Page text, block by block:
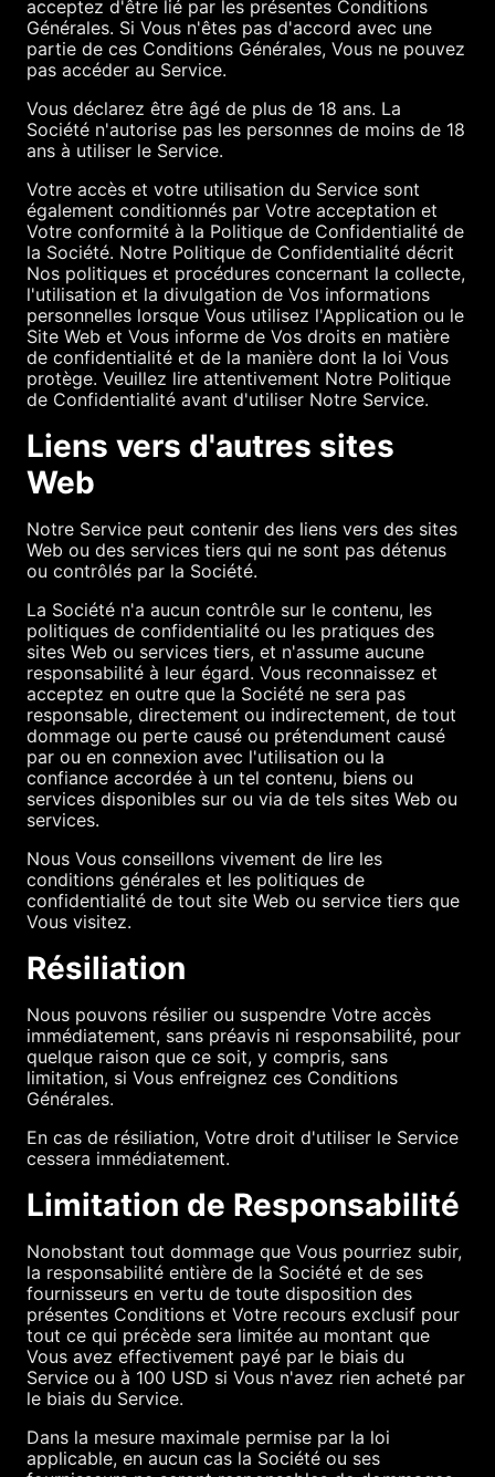
acceptez d'être lié par les présentes Conditions
Générales. Si Vous n'êtes pas d'accord avec une
partie de ces Conditions Générales, Vous ne pouvez
pas accéder au Service.
Vous déclarez être âgé de plus de 18 ans. La
Société n'autorise pas les personnes de moins de 18
ans à utiliser le Service.
Votre accès et votre utilisation du Service sont
également conditionnés par Votre acceptation et
Votre conformité à la Politique de Confidentialité de
la Société. Notre Politique de Confidentialité décrit
Nos politiques et procédures concernant la collecte,
l'utilisation et la divulgation de Vos informations
personnelles lorsque Vous utilisez l'Application ou le
Site Web et Vous informe de Vos droits en matière
de confidentialité et de la manière dont la loi Vous
protège. Veuillez lire attentivement Notre Politique
de Confidentialité avant d'utiliser Notre Service.
Liens vers d'autres sites
Web
Notre Service peut contenir des liens vers des sites
Web ou des services tiers qui ne sont pas détenus
ou contrôlés par la Société.
La Société n'a aucun contrôle sur le contenu, les
politiques de confidentialité ou les pratiques des
sites Web ou services tiers, et n'assume aucune
responsabilité à leur égard. Vous reconnaissez et
acceptez en outre que la Société ne sera pas
responsable, directement ou indirectement, de tout
dommage ou perte causé ou prétendument causé
par ou en connexion avec l'utilisation ou la
confiance accordée à un tel contenu, biens ou
services disponibles sur ou via de tels sites Web ou
services.
Nous Vous conseillons vivement de lire les
conditions générales et les politiques de
confidentialité de tout site Web ou service tiers que
Vous visitez.
Résiliation
Nous pouvons résilier ou suspendre Votre accès
immédiatement, sans préavis ni responsabilité, pour
quelque raison que ce soit, y compris, sans
limitation, si Vous enfreignez ces Conditions
Générales.
En cas de résiliation, Votre droit d'utiliser le Service
cessera immédiatement.
Limitation de Responsabilité
Nonobstant tout dommage que Vous pourriez subir,
la responsabilité entière de la Société et de ses
fournisseurs en vertu de toute disposition des
présentes Conditions et Votre recours exclusif pour
tout ce qui précède sera limitée au montant que
Vous avez effectivement payé par le biais du
Service ou à 100 USD si Vous n'avez rien acheté par
le biais du Service.
Dans la mesure maximale permise par la loi
applicable, en aucun cas la Société ou ses